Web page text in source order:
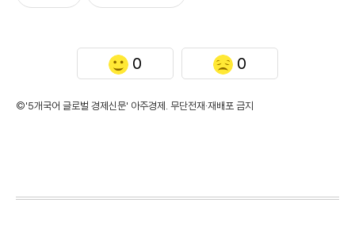
0 0
©'5개국어 글로벌 경제신문' 아주경제. 무단전재·재배포 금지